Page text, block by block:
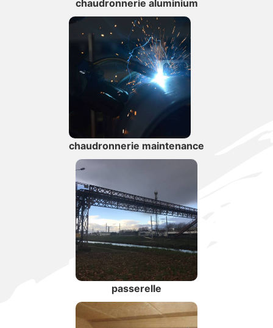
chaudronnerie aluminium
chaudronnerie maintenance
passerelle